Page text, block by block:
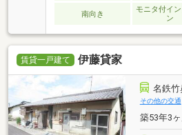
南向き
モニタ付イ
ン
賃貸一戸建て 伊藤貸家
名鉄竹
その他の交通
築53年3